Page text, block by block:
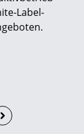
Label-